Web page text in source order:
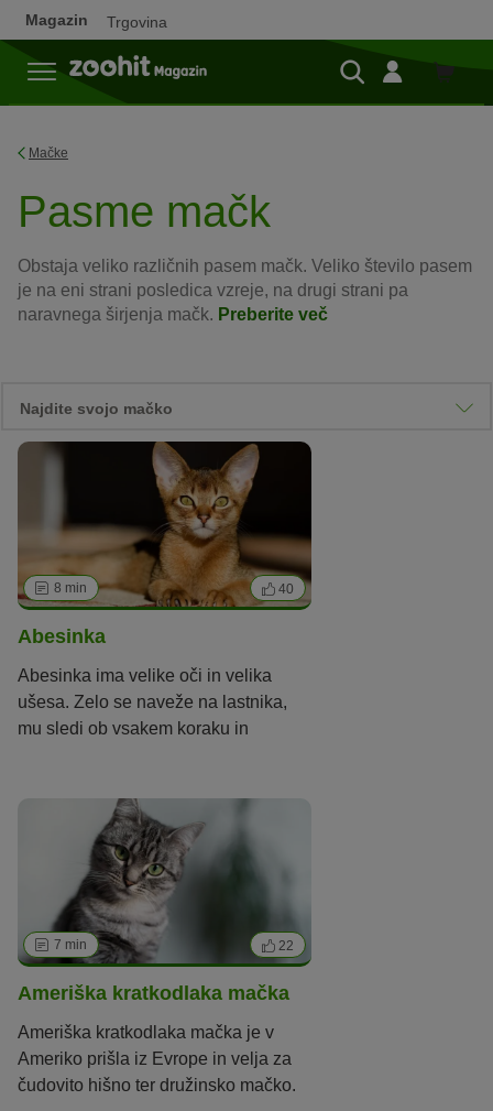
Magazin Trgovina
Mačke
Pasme mačk
Obstaja veliko različnih pasem mačk. Veliko število pasem
je na eni strani posledica vzreje, na drugi strani pa
naravnega širjenja mačk. Preberite več
Najdite svojo mačko
Pomembne lastnosti
Moja mačka naj bo
Mala Srednje velika
Brez dlake / hipoalergena
Dolgodlaka
Barva Črna Modra / siva Činčila
Rjava / čokoladna / siva
Vzorec Tigrast Želvast / tribarvni / calico
8 min 40
Abesinka
Abesinka ima velike oči in velika
ušesa. Zelo se naveže na lastnika,
mu sledi ob vsakem koraku in
7 min 22
Ameriška kratkodlaka mačka
Ameriška kratkodlaka mačka je v
Ameriko prišla iz Evrope in velja za
čudovito hišno ter družinsko mačko.